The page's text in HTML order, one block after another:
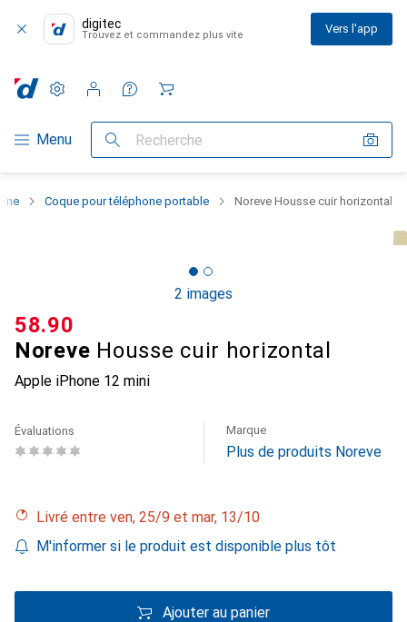
digitec
Trouvez et commandez plus vite Vers l'app
Navigation par catégorie
Menu Recherche
Paramètres
Compte client
Listes de comparaison
Listes d'envies
Panier
Coque pour téléphone portable Noreve Housse cuir horizontal
2 images
Noreve Housse cuir horizontal
Apple iPhone 12 mini
CHF
58.90
Évaluations Marque
Plus de produits Noreve
Livré entre ven, 25/9 et mar, 13/10
M'informer si le produit est disponible plus tôt
Ajouter au panier